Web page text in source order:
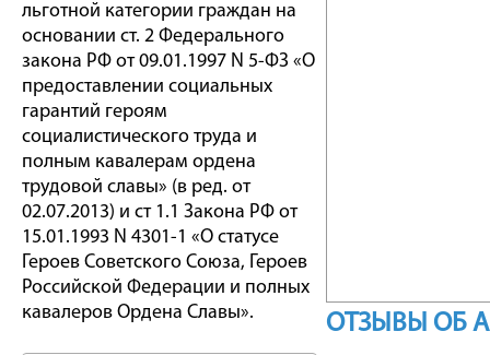
льготной категории граждан на
основании ст. 2 Федерального
закона РФ от 09.01.1997 N 5-ФЗ «О
предоставлении социальных
гарантий героям
социалистического труда и
полным кавалерам ордена
трудовой славы» (в ред. от
02.07.2013) и ст 1.1 Закона РФ от
15.01.1993 N 4301-1 «О статусе
Героев Советского Союза, Героев
Российской Федерации и полных
кавалеров Ордена Славы».
ОТЗЫВЫ ОБ